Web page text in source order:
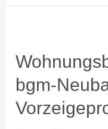
bgm-
2024:
bgm-
Neubauten
als
Vorzeigeprojekte